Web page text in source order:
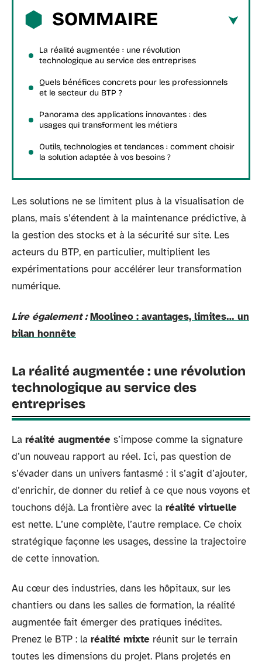
SOMMAIRE
La réalité augmentée : une révolution
technologique au service des entreprises
Quels bénéfices concrets pour les professionnels
et le secteur du BTP ?
Panorama des applications innovantes : des
usages qui transforment les métiers
Outils, technologies et tendances : comment choisir
la solution adaptée à vos besoins ?
Les solutions ne se limitent plus à la visualisation de
plans, mais s’étendent à la maintenance prédictive, à
la gestion des stocks et à la sécurité sur site. Les
acteurs du BTP, en particulier, multiplient les
expérimentations pour accélérer leur transformation
numérique.
Lire également : Moolineo : avantages, limites… un
bilan honnête
La réalité augmentée : une révolution
technologique au service des
entreprises
La réalité augmentée s’impose comme la signature
d’un nouveau rapport au réel. Ici, pas question de
s’évader dans un univers fantasmé : il s’agit d’ajouter,
d’enrichir, de donner du relief à ce que nous voyons et
touchons déjà. La frontière avec la réalité virtuelle
est nette. L’une complète, l’autre remplace. Ce choix
stratégique façonne les usages, dessine la trajectoire
de cette innovation.
Au cœur des industries, dans les hôpitaux, sur les
chantiers ou dans les salles de formation, la réalité
augmentée fait émerger des pratiques inédites.
Prenez le BTP : la réalité mixte réunit sur le terrain
toutes les dimensions du projet. Plans projetés en